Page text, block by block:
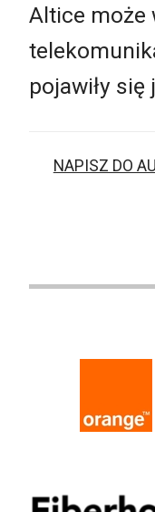
Altice może
pojawiły
NAPISZ DO